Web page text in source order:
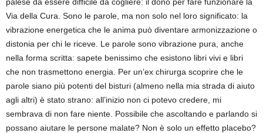
Via della Cura. Sono le parole, ma non solo nel loro significato: la
vibrazione energetica che le anima può diventare armonizzazione o
distonia per chi le riceve. Le parole sono vibrazione pura, anche
nella forma scritta: sapete benissimo che esistono libri vivi e libri
che non trasmettono energia. Per un’ex chirurga scoprire che le
parole siano più potenti del bisturi (almeno nella mia strada di aiuto
agli altri) è stato strano: all’inizio non ci potevo credere, mi
sembrava di non fare niente. Possibile che ascoltando e parlando si
possano aiutare le persone malate? Non è solo un effetto placebo?